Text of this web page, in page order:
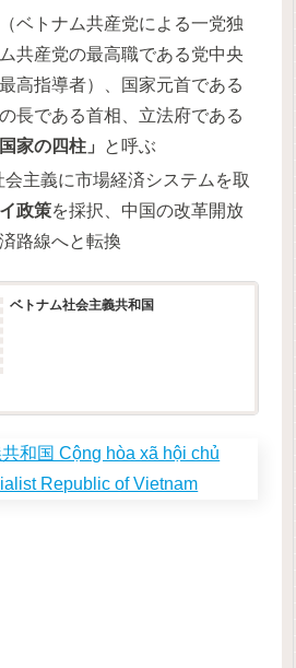
ベトナム共産党による一党独
共産党の最高職である党中央
高指導者）、国家元首である
長である首相、立法府である
国家の四柱」 と呼ぶ
主義に市場経済システムを取
政策を採択、中国の改革開放
路線へと転換
ベトナム社会主義共和国